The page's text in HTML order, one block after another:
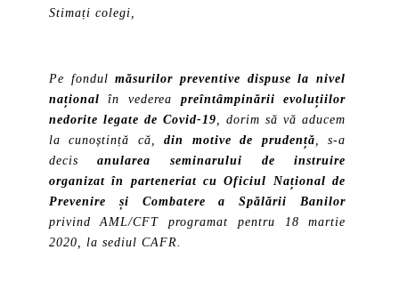
Stimați colegi,
Pe fondulmăsurilor preventive dispuse la nivel
național în vederea preîntâmpinării evoluțiilor
nedorite legate de Covid-19 , dorim să vă aducem
la cunoștință că,din motive de prudență , s-a
decisanularea seminarului de instruire
organizat în parteneriat cu Oficiul Național de
Prevenire și Combatere a Spălării Banilor
privind AML/CFT programat pentru 18 martie
2020, la sediul CAFR.